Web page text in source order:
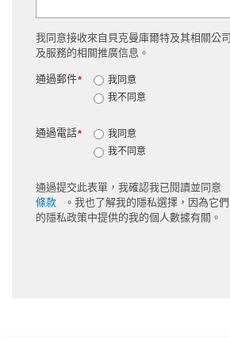
我同意接收來自貝克曼庫爾特及其相關公
及服務的相關推廣信息。
*
通過郵件
我同意
我不同意
*
通過電話
我同意
我不同意
通過提交此表單，我確認我已閱讀並同意
條款
。我也了解我的隱私選擇，因為它
的隱私政策中提供的我的個人數據有關。